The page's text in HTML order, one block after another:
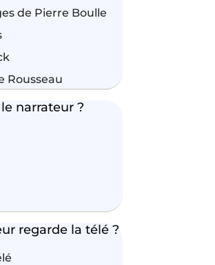
de Pierre Boulle
Rousseau
narrateur ?
regarde la télé ?